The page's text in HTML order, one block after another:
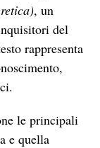
, un
del
rappresenta
le principali
e quella